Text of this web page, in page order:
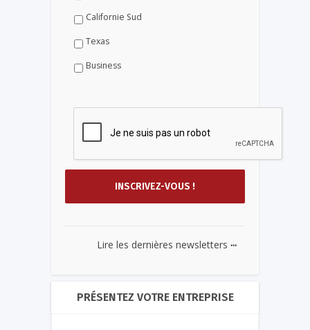
Californie Sud
Texas
Business
Lire les dernières newsletters ...
PRÉSENTEZ VOTRE ENTREPRISE